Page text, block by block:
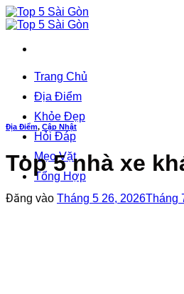
Bỏ
qua
dung
Trang Chủ
Địa Điểm
Khỏe Đẹp
Hỏi Đáp
Mẹo Vặt
Tổng Hợp
Địa Điểm, Cập Nhật
Top 5 nhà xe
Đăng vào Tháng 5 26, 2026Tháng